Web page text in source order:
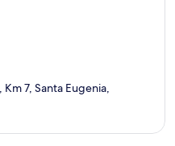
7, Santa Eugenia,